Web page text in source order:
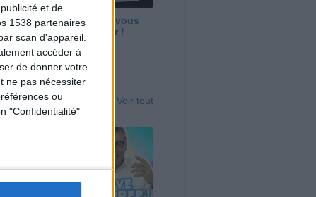
et de
1538 partenaires
scan d'appareil.
accéder à
de donner votre
ne pas nécessiter
ou
"Confidentialité"
Maigrir vite ? Ce que vous
devez vraiment savoir !
Voir tout